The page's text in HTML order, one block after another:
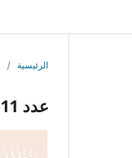
الرئيسية /
عدد 111 (2024)